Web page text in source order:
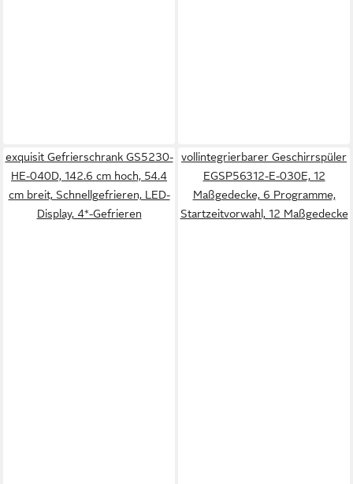
exquisit Gefrierschrank GS5230-
HE-040D, 142.6 cm hoch, 54.4
cm breit, Schnellgefrieren, LED-
Display, 4*-Gefrieren
vollintegrierbarer Geschirrspüler
EGSP56312-E-030E, 12
Maßgedecke, 6 Programme,
Startzeitvorwahl, 12 Maßgedecke